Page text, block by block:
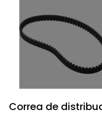
Correa de